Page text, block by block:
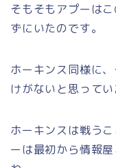
そもそもアプーは
ずにいたのです。
ホーキンス同様に
けがないと思ってい
ホーキンスは戦う
ーは最初から情報